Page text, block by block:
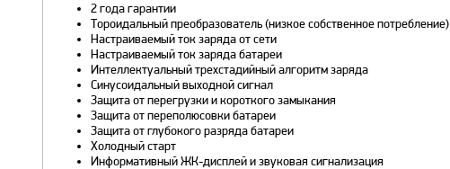
2 года гарантии
Тороидальный преобразователь (низкое собственное потребление)
Настраиваемый ток заряда от сети
Настраиваемый ток заряда батареи
Интеллектуальный трехстадийный алгоритм заряда
Синусоидальный выходной сигнал
Защита от перегрузки и короткого замыкания
Защита от переполюсовки батареи
Защита от глубокого разряда батареи
Холодный старт
Информативный ЖК-дисплей и звуковая сигнализация